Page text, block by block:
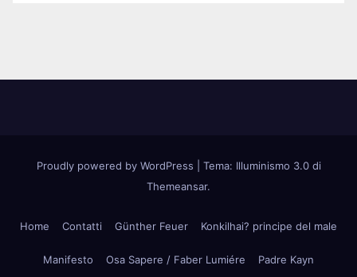
Proudly powered by WordPress
Tema: Illuminismo 3.0 di
Themeansar.
Home Contatti Günther Feuer Konkilhai? principe del male
Manifesto Osa Sapere / Faber Lumiére Padre Kayn